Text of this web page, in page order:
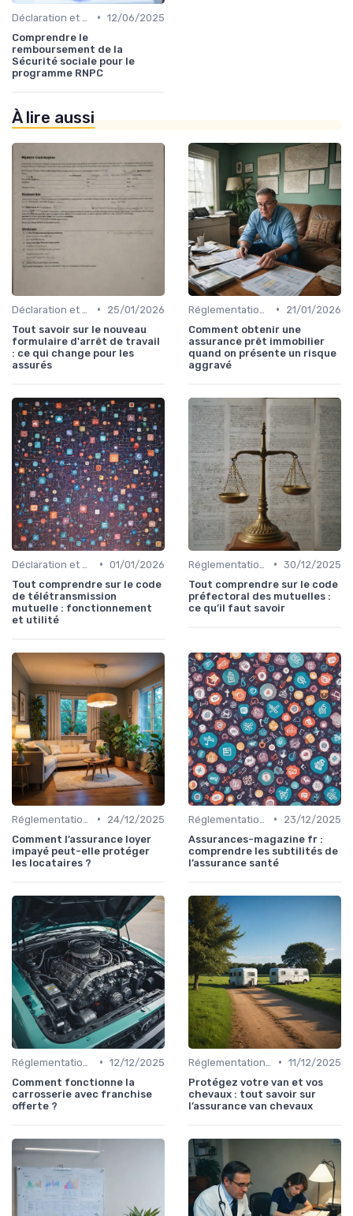
• 12/06/2025
Comprendre le
remboursement de la
Sécurité sociale pour le
programme RNPC
À lire aussi
•
25/01/2026
Tout savoir sur le nouveau
formulaire d'arrêt de travail
: ce qui change pour les
assurés
•
21/01/2026
Comment obtenir une
assurance prêt immobilier
quand on présente un risque
aggravé
• 01/01/2026
Tout comprendre sur le code
de télétransmission
mutuelle : fonctionnement
et utilité
• 30/12/2025
Tout comprendre sur le code
préfectoral des mutuelles :
ce qu’il faut savoir
•
24/12/2025
Comment l’assurance loyer
impayé peut-elle protéger
les locataires ?
•
23/12/2025
Assurances-magazine fr :
comprendre les subtilités de
l’assurance santé
• 12/12/2025
Comment fonctionne la
carrosserie avec franchise
offerte ?
• 11/12/2025
Protégez votre van et vos
chevaux : tout savoir sur
l’assurance van chevaux